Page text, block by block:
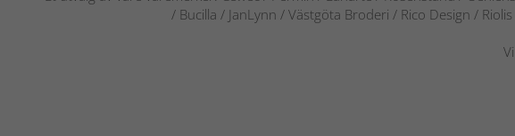
/ Bucilla / JanLynn / Västgöta Broderi / Rico Design /